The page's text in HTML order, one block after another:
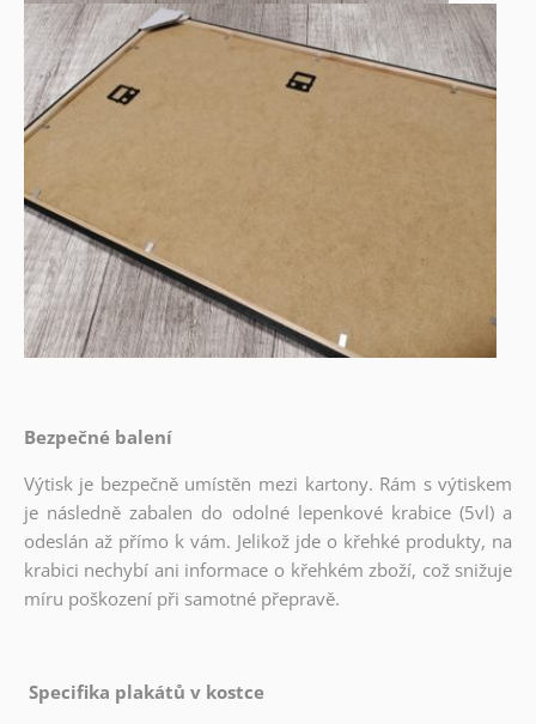
Bezpečné balení
Výtisk je bezpečně umístěn mezi kartony. Rám s výtiskem
je následně zabalen do odolné lepenkové krabice (5vl) a
odeslán až přímo k vám. Jelikož jde o křehké produkty, na
krabici nechybí ani informace o křehkém zboží, což snižuje
míru poškození při samotné přepravě.
Specifika plakátů v kostce